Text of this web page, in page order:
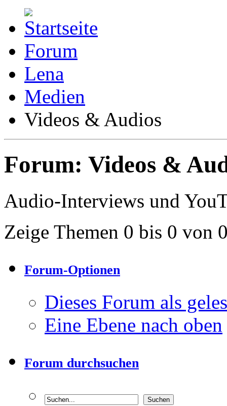
Forum
Lena
Medien
Videos & Audios
Forum: Videos &
Audio-Interviews und
Zeige Themen 0 bis 0 von
Forum-Optionen
Dieses Forum als
Eine Ebene nach oben
Forum durchsuchen